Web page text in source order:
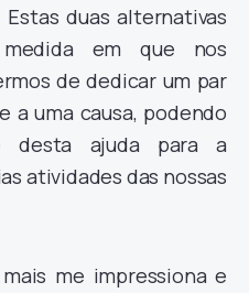
duas alternativas
em que nos
de dedicar um par
a uma causa, podendo
desta ajuda para a
atividades das nossas
me impressiona e